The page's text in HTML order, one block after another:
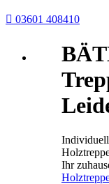
 03601 408410
Individuell
Ihr